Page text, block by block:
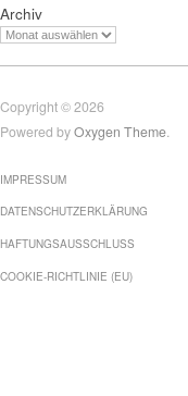
Archiv
Copyright © 2026
Powered byOxygen Theme
IMPRESSUM
DATENSCHUTZERKLÄRUNG
HAFTUNGSAUSSCHLUSS
COOKIE-RICHTLINIE (EU)